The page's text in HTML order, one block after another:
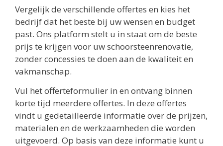
Vergelijk de verschillende offertes en kies het
bedrijf dat het beste bij uw wensen en budget
past. Ons platform stelt u in staat om de beste
prijs te krijgen voor uw schoorsteenrenovatie,
zonder concessies te doen aan de kwaliteit en
vakmanschap.
Vul het offerteformulier in en ontvang binnen
korte tijd meerdere offertes. In deze offertes
vindt u gedetailleerde informatie over de prijzen,
materialen en de werkzaamheden die worden
uitgevoerd. Op basis van deze informatie kunt u